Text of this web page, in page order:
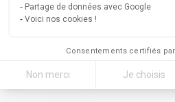
Partage de données avec Google
Voici nos cookies !
Consentements certifiés par
Non merci Je choisis
calculés mensuellement à partir des